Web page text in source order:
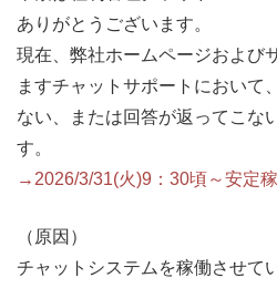
ありがとうございます。
現在、弊社ホームページおよび
ますチャットサポートにおいて
ない、または回答が返ってこな
す。
→2026/3/31(火)9：30頃～安定
（原因）
チャットシステムを稼働させて